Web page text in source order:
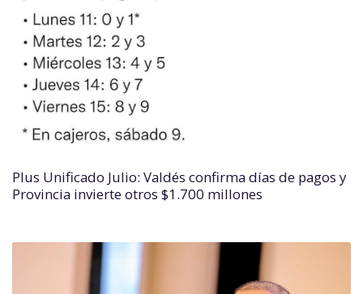
Plus Unificado Julio: Valdés confirma días de pagos y
Provincia invierte otros $1.700 millones